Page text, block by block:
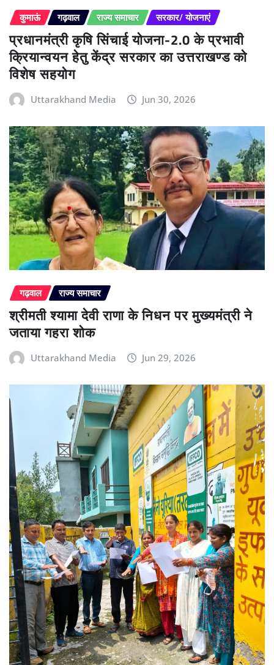
कुमाऊं गढ़वाल राज्य समाचार सरकार/ योजनाएं
प्रधानमंत्री कृषि सिंचाई योजना-2.0 के प्रभावी
क्रियान्वयन हेतु केंद्र सरकार का उत्तराखण्ड को
विशेष सहयोग
Uttarakhand Media Jun 30, 2026
गढ़वाल राज्य समाचार
श्रीमती श्यामा देवी राणा के निधन पर मुख्यमंत्री ने
जताया गहरा शोक
Uttarakhand Media Jun 29, 2026